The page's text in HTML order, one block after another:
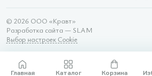
© 2026 ООО «Кравт»
Разработка сайта — SLAM
Выбор настроек Cookie
Главная Каталог Корзина